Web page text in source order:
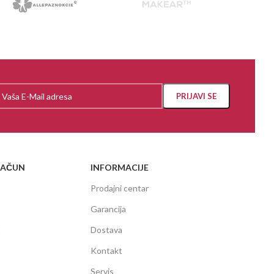
INFORMACIJE
Prodajni centar
Garancija
Dostava
Kontakt
Servis